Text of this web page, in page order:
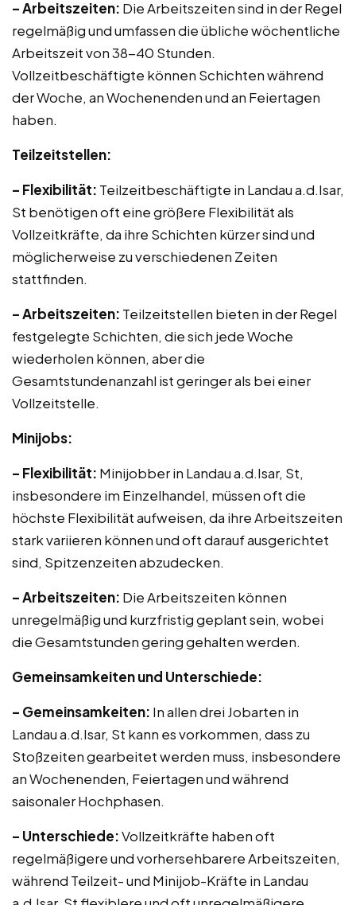
– Arbeitszeiten: Die Arbeitszeiten sind in der Regel
regelmäßig und umfassen die übliche wöchentliche
Arbeitszeit von 38-40 Stunden.
Vollzeitbeschäftigte können Schichten während
der Woche, an Wochenenden und an Feiertagen
haben.
Teilzeitstellen:
– Flexibilität: Teilzeitbeschäftigte in Landau a.d.Isar,
St benötigen oft eine größere Flexibilität als
Vollzeitkräfte, da ihre Schichten kürzer sind und
möglicherweise zu verschiedenen Zeiten
stattfinden.
– Arbeitszeiten: Teilzeitstellen bieten in der Regel
festgelegte Schichten, die sich jede Woche
wiederholen können, aber die
Gesamtstundenanzahl ist geringer als bei einer
Vollzeitstelle.
Minijobs:
– Flexibilität: Minijobber in Landau a.d.Isar, St,
insbesondere im Einzelhandel, müssen oft die
höchste Flexibilität aufweisen, da ihre Arbeitszeiten
stark variieren können und oft darauf ausgerichtet
sind, Spitzenzeiten abzudecken.
– Arbeitszeiten: Die Arbeitszeiten können
unregelmäßig und kurzfristig geplant sein, wobei
die Gesamtstunden gering gehalten werden.
Gemeinsamkeiten und Unterschiede:
– Gemeinsamkeiten: In allen drei Jobarten in
Landau a.d.Isar, St kann es vorkommen, dass zu
Stoßzeiten gearbeitet werden muss, insbesondere
an Wochenenden, Feiertagen und während
saisonaler Hochphasen.
– Unterschiede:Vollzeitkräfte haben oft
regelmäßigere und vorhersehbarere Arbeitszeiten,
während Teilzeit- und Minijob-Kräfte in Landau